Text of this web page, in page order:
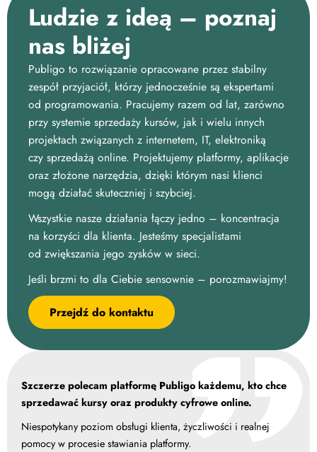
Ludzie z ideą – poznaj
nas bliżej
Publigo to rozwiązanie opracowane przez stabilny
zespół przyjaciół, którzy jednocześnie są ekspertami
od programowania. Pracujemy razem od lat, zarówno
przy systemie sprzedaży kursów, jak i wielu innych
projektach związanych z internetem, IT, elektroniką
czy sprzedażą online. Projektujemy platformy, aplikacje
oraz złożone narzędzia, dzięki którym nasi klienci
mogą działać skuteczniej i szybciej.
Wszystkie nasze działania łączy jedno – koncentracja
na korzyści dla klienta. Jesteśmy specjalistami
od zwiększania jego zysków w sieci.
Jeśli brzmi to dla Ciebie sensownie – porozmawiajmy!
Przejdź do kontaktu
Szczerze polecam platformę Publigo każdemu, kto chce
sprzedawać kursy oraz produkty cyfrowe online.
Niespotykany poziom obsługi klienta, życzliwości i realnej
pomocy w procesie stawiania platformy.